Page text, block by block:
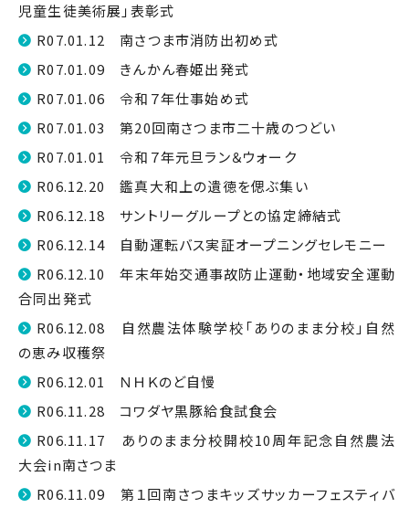
児童生徒美術展」表彰式
R07.01.12 南さつま市消防出初め式
R07.01.09 きんかん春姫出発式
R07.01.06 令和７年仕事始め式
R07.01.03 第20回南さつま市二十歳のつどい
R07.01.01 令和７年元旦ラン＆ウォーク
R06.12.20 鑑真大和上の遺徳を偲ぶ集い
R06.12.18 サントリーグループとの協定締結式
R06.12.14 自動運転バス実証オープニングセレモニー
R06.12.10 年末年始交通事故防止運動・地域安全運動
合同出発式
R06.12.08 自然農法体験学校「ありのまま分校」自然
の恵み収穫祭
R06.12.01 ＮＨＫのど自慢
R06.11.28 コワダヤ黒豚給食試食会
R06.11.17 ありのまま分校開校10周年記念自然農法
大会in南さつま
R06.11.09 第１回南さつまキッズサッカーフェスティバ